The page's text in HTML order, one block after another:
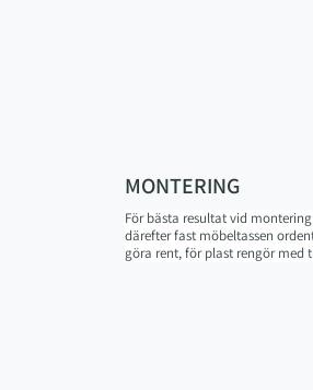
MONTERING
För bästa resultat vid
därefter fast möbeltassen
göra rent, för plast rengör med